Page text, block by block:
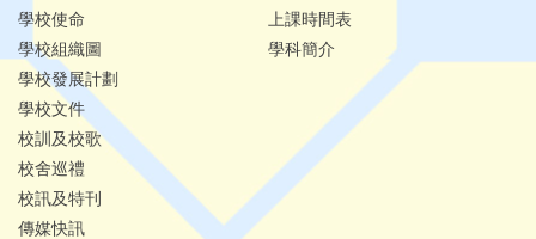
學校使命
學校組織圖
學校發展計劃
學校文件
校訓及校歌
校舍巡禮
校訊及特刊
傳媒快訊
上課時間表
學科簡介